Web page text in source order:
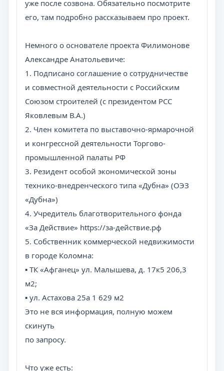
уже после созвона. Обязательно посмотрите
его, там подробно рассказываем про проект.
Немного о основателе проекта Филимонове
Александре Анатольевиче:
1.⁠ ⁠Подписано соглашение о сотрудничестве
и совместной деятельности с Российским
Союзом строителей (с президентом РСС
Яковлевым В.А.)
2.⁠ ⁠Член комитета по выставочно-ярмарочной
и конгрессной деятельности Торгово-
промышленной палаты РФ
3.⁠ ⁠Резидент особой экономической зоны
технико-внедренческого типа «Дубна» (ОЭЗ
«Дубна»)
4.⁠ ⁠Учредитель благотворительного фонда
«За Действие» https://за-действие.рф
5.⁠ ⁠Собственник коммерческой недвижимости
в городе Коломна:
▪ ТК «Афганец» ул. Малышева, д. 17к5 206,3
м2;
▪ ул. Астахова 25а 1 629 м2
Это не вся информация, полную можем
скинуть
по запросу.
Что уже есть: